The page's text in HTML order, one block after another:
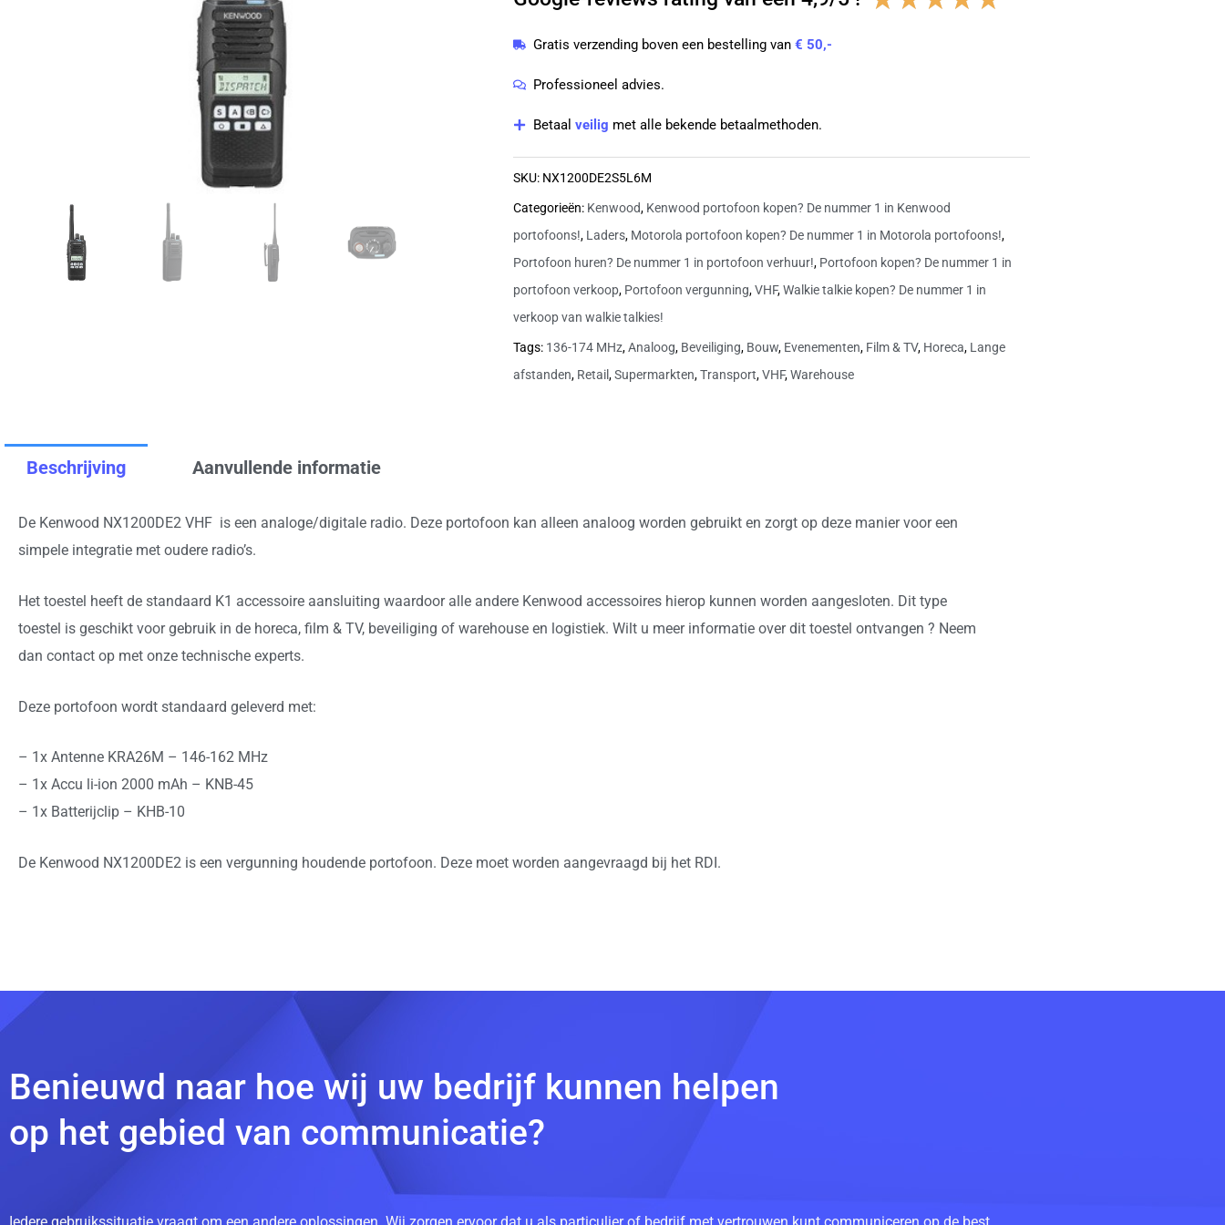
DMR
zonder
antenne
|
aantal
Gratis verzending boven een bestelling van€ 50,-
Professioneel advies.
Betaalveilig met alle bekende betaalmethoden.
SKU: NX1200DE2S5L6M
Categorieën: Kenwood, Kenwood portofoon kopen? De nummer 1 in Kenwood
portofoons!, Laders, Motorola portofoon kopen? De nummer 1 in Motorola portofoons!,
Portofoon huren? De nummer 1 in portofoon verhuur!, Portofoon kopen? De nummer 1 in
portofoon verkoop, Portofoon vergunning,VHF,Walkie talkie kopen? De nummer 1 in
verkoop van walkie talkies!
Tags: 136-174 MHz,Analoog, Beveiliging, Bouw, Evenementen, Film & TV, Horeca, Lange
afstanden, Retail,Supermarkten,Transport,VHF,Warehouse
Beschrijving Aanvullende informatie
De Kenwood NX1200DE2 VHF is een analoge/digitale radio. Deze portofoon kan alleen analoog worden gebruikt en zorgt op deze manier voor een
simpele integratie met oudere radio’s.
Het toestel heeft de standaard K1 accessoire aansluiting waardoor alle andere Kenwood accessoires hierop kunnen worden aangesloten. Dit type
toestel is geschikt voor gebruik in de horeca, film & TV, beveiliging of warehouse en logistiek. Wilt u meer informatie over dit toestel ontvangen ? Neem
dan contact op met onze technische experts.
Deze portofoon wordt standaard geleverd met:
– 1x Antenne KRA26M – 146-162 MHz
– 1x Accu li-ion 2000 mAh – KNB-45
– 1x Batterijclip – KHB-10
De Kenwood NX1200DE2 is een vergunning houdende portofoon. Deze moet worden aangevraagd bij het RDI.
Benieuwd naar hoe wij uw bedrijf kunnen helpen
op het gebied van communicatie?